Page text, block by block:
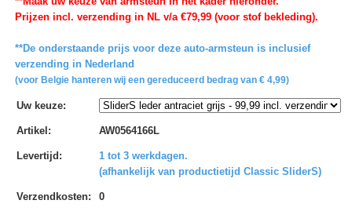
Prijzen incl. verzending in NL v/a €79,99 (voor stof bekleding).
**De onderstaande prijs voor deze auto-armsteun is inclusief
verzending in Nederland
(voor Belgie hanteren wij een gereduceerd bedrag van € 4,99)
Uw keuze:
Artikel : AW0564166L
Levertijd :
1 tot 3 werkdagen.
(afhankelijk van productietijd Classic SliderS)
Verzendkosten: 0